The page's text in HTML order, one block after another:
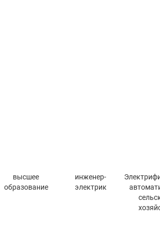
высшее
образование
инженер-
электрик